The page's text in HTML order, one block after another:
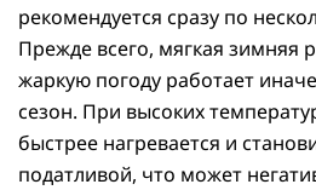
рекомендуется сразу по
Прежде всего, мягкая зимняя
жаркую погоду работает
сезон. При высоких
быстрее нагревается и
податливой, что может